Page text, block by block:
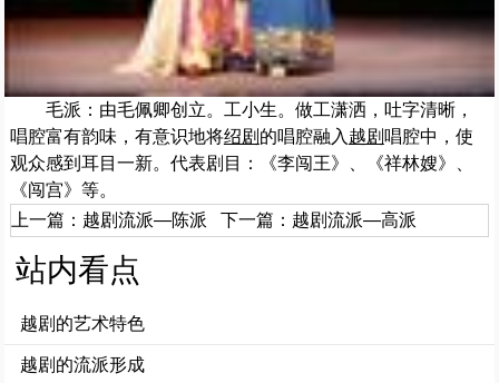
毛派：由毛佩卿创立。工小生。做工潇洒，吐字清晰，
唱腔富有韵味，有意识地将绍剧 的唱腔融入 越剧 唱腔中，使
观众感到耳目一新。代表剧目：《李闯王》、《祥林嫂》、
《闯宫》等。
上一篇： 越剧流派—陈派 下一篇： 越剧流派—高派
站内看点
越剧的艺术特色
越剧的流派形成